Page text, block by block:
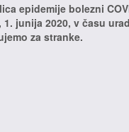
epidemije bolezni
1. junija 2020, v času
za stranke.